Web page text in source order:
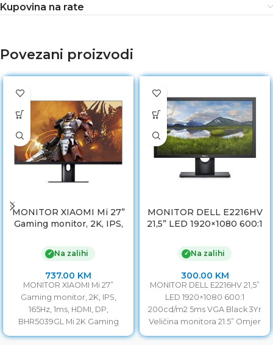
Kupovina na rate
Povezani proizvodi
MONITOR XIAOMI Mi 27”
Gaming monitor, 2K, IPS,
BHR5039GL
✓ Na zalihi
737.00 KM
MONITOR XIAOMI Mi 27”
Gaming monitor, 2K, IPS,
165Hz, 1ms, HDMI, DP,
BHR5039GL Mi 2K Gaming
Monitor 27” Širok raspon
MONITOR DELL E2216HV
21,5” LED 1920×1080 600:1
3Yr
✓ Na zalihi
300.00 KM
MONITOR DELL E2216HV 21,5”
LED 1920×1080 600:1
200cd/m2 5ms VGA Black 3Yr
Veličina monitora 21.5” Omjer
monitora 16:9 Vrijeme odziva